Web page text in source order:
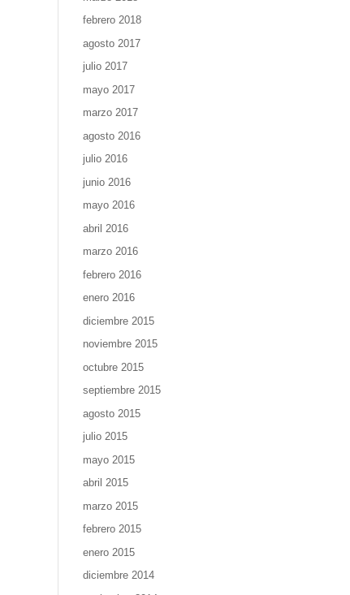
febrero 2018
agosto 2017
julio 2017
mayo 2017
marzo 2017
agosto 2016
julio 2016
junio 2016
mayo 2016
abril 2016
marzo 2016
febrero 2016
enero 2016
diciembre 2015
noviembre 2015
octubre 2015
septiembre 2015
agosto 2015
julio 2015
mayo 2015
abril 2015
marzo 2015
febrero 2015
enero 2015
diciembre 2014